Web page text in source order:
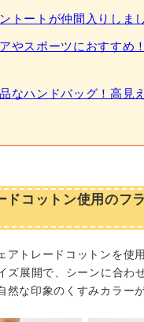
トートが仲間入りしま
やスポーツにおすすめ
なハンドバッグ！高見
ドコットン使用のフ
アトレードコットンを使
ズ展開で、シーンに合わ
然な印象のくすみカラー